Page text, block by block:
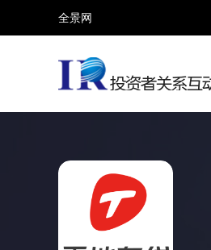
全景网
视频号 全景网官微